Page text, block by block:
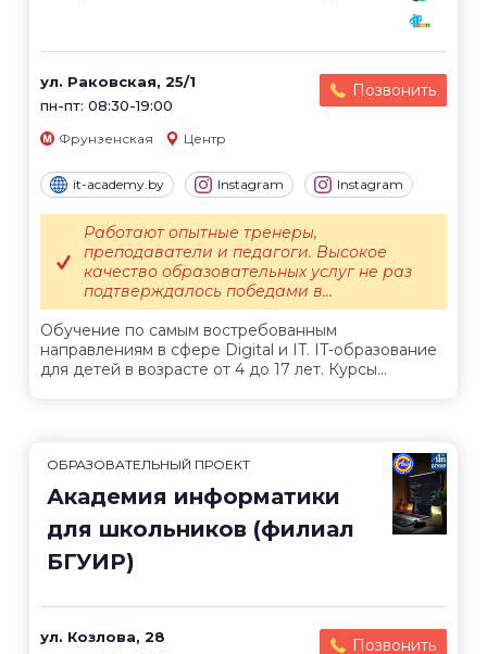
ул. Раковская, 25/1
пн-пт: 08:30-19:00
Позвонить
Фрунзенская Центр
it-academy.by Instagram Instagram
Обучение по самым востребованным
направлениям в сфере Digital и IT. IT-образование
для детей в возрасте от 4 до 17 лет. Курсы...
Работают опытные тренеры,
преподаватели и педагоги. Высокое
качество образовательных услуг не раз
подтверждалось победами в...
ОБРАЗОВАТЕЛЬНЫЙ ПРОЕКТ
Академия информатики
для школьников (филиал
БГУИР)
ул. Козлова, 28
Позвонить